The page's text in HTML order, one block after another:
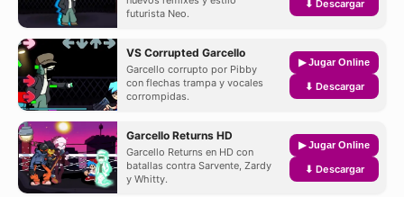
futurista Neo.
⬇ Descargar
VS Corrupted Garcello
Garcello corrupto por Pibby
con flechas trampa y vocales
corrompidas.
▶ Jugar Online
⬇ Descargar
Garcello Returns HD
Garcello Returns en HD con
batallas contra Sarvente, Zardy
y Whitty.
▶ Jugar Online
⬇ Descargar